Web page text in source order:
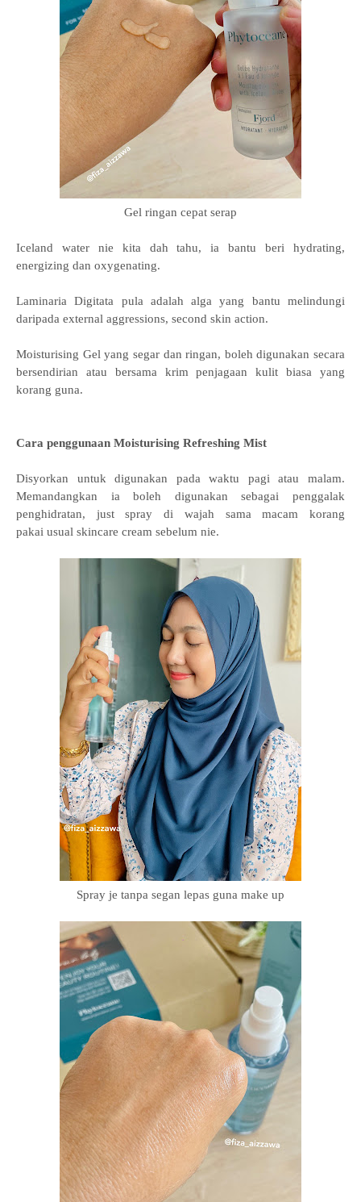
Gel ringan cepat serap
Iceland water nie kita dah tahu, ia bantu beri hydrating,
energizing dan oxygenating.
Laminaria Digitata pula adalah alga yang bantu melindungi
daripada external aggressions, second skin action.
Moisturising Gel yang segar dan ringan, boleh digunakan secara
bersendirian atau bersama krim penjagaan kulit biasa yang
korang guna.
Cara penggunaan Moisturising Refreshing Mist
Disyorkan untuk digunakan pada waktu pagi atau malam.
Memandangkan ia boleh digunakan sebagai penggalak
penghidratan, just spray di wajah sama macam korang
pakai usual skincare cream sebelum nie.
Spray je tanpa segan lepas guna make up